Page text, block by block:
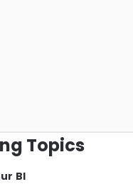
Topics
BI